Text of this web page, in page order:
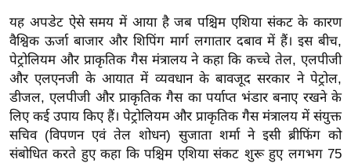
या
सा
हि
त्य
ज
ग
त
यह अपडेट ऐसे समय में आया है जब पश्चिम एशिया संकट के कारण
वैश्विक ऊर्जा बाजार और शिपिंग मार्ग लगातार दबाव में हैं। इस बीच,
पेट्रोलियम और प्राकृतिक गैस मंत्रालय ने कहा कि कच्चे तेल, एलपीजी
और एलएनजी के आयात में व्यवधान के बावजूद सरकार ने पेट्रोल,
डीजल, एलपीजी और प्राकृतिक गैस का पर्याप्त भंडार बनाए रखने के
लिए कई उपाय किए हैं। पेट्रोलियम और प्राकृतिक गैस मंत्रालय में संयुक्त
सचिव (विपणन एवं तेल शोधन) सुजाता शर्मा ने इसी ब्रीफिंग को
संबोधित करते हुए कहा कि पश्चिम एशिया संकट शुरू हुए लगभग 75